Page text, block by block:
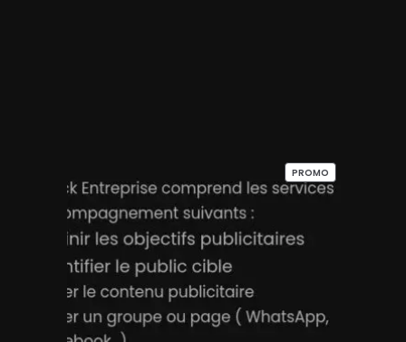
PROMOPRODUIT
EN